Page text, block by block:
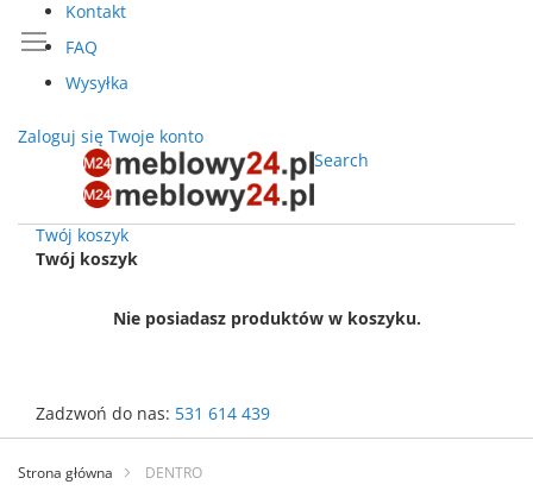
Kontakt
FAQ
Wysyłka
Zaloguj się Twoje konto
Search
Twój koszyk
Twój koszyk
Nie posiadasz produktów w koszyku.
Zadzwoń do nas: 531 614 439
Przejdź
treści
Strona główna DENTRO